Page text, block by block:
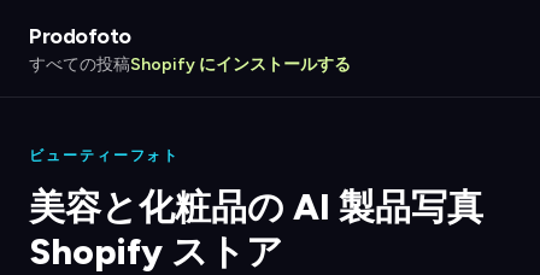
Prodofoto
すべての投稿Shopify にインストールする
ビューティーフォト
美容と化粧品の AI 製品写真
Shopify ストア